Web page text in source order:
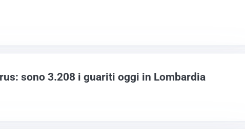
sono 3.208 i guariti oggi in Lombardia